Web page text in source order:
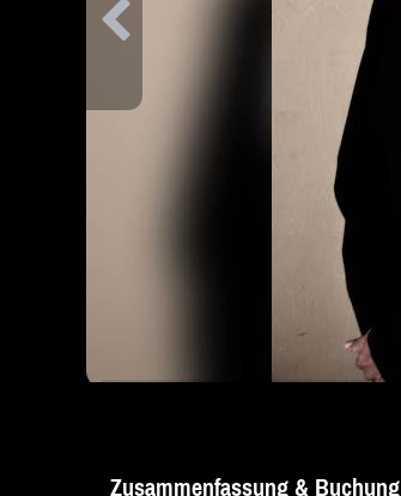
Zusammenfassung & Buchung